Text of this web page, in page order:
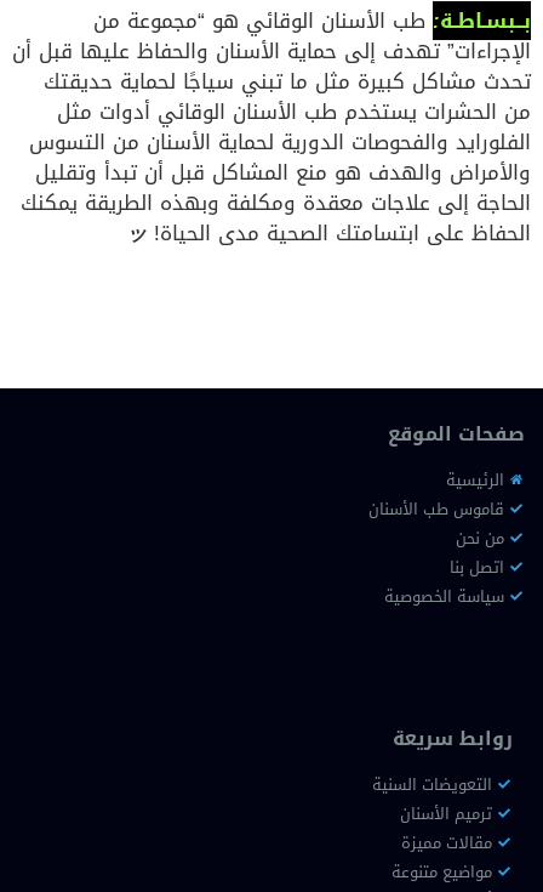
بــبسـاطـة: طب الأسنان الوقائي هو “مجموعة من
الإجراءات” تهدف إلى حماية الأسنان والحفاظ عليها قبل أن
تحدث مشاكل كبيرة مثل ما تبني سياجًا لحماية حديقتك
من الحشرات يستخدم طب الأسنان الوقائي أدوات مثل
الفلورايد والفحوصات الدورية لحماية الأسنان من التسوس
والأمراض والهدف هو منع المشاكل قبل أن تبدأ وتقليل
الحاجة إلى علاجات معقدة ومكلفة وبهذه الطريقة يمكنك
الحفاظ على ابتسامتك الصحية مدى الحياة! ッ
صفحات الموقع
الرئيسية
قاموس طب الأسنان
من نحن
اتصل بنا
سياسة الخصوصية
روابط سريعة
التعويضات السنية
ترميم الأسنان
مقالات مميزة
مواضيع متنوعة